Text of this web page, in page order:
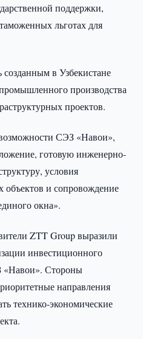
поддержки,
льготах для
в Узбекистане
производства
проектов.
СЭЗ «Навои»,
готовую инженерно-
условия
и сопровождение
окна».
ZTT Group выразили
инвестиционного
«Навои». Стороны
направления
технико-экономические